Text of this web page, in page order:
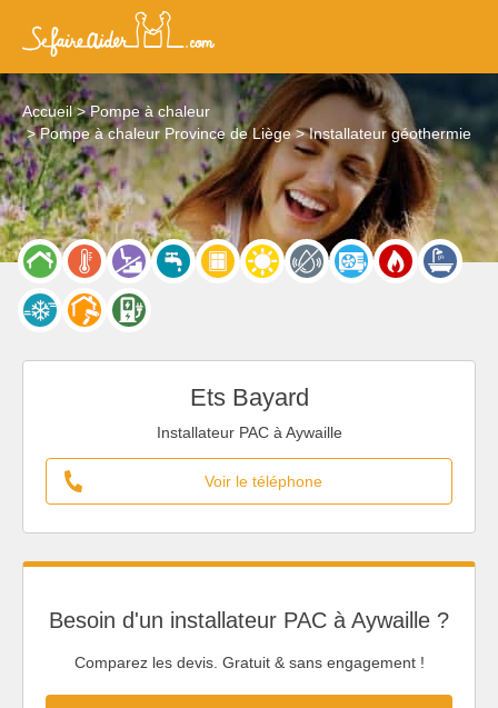
Accueil
Pompe à chaleur
Pompe à chaleur Province de Liège
Installateur géothermie
Ets Bayard
Installateur PAC à Aywaille
Voir le téléphone
Besoin d'un installateur PAC à Aywaille ?
Comparez les devis. Gratuit & sans engagement !